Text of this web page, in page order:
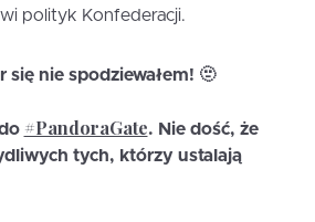
polityk Konfederacji.
nie spodziewałem! 🫥
#PandoraGate. Nie dość, że
tych, którzy ustalają